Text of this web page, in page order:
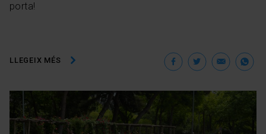
porta!
LLEGEIX MÉS Facebook
Twitter